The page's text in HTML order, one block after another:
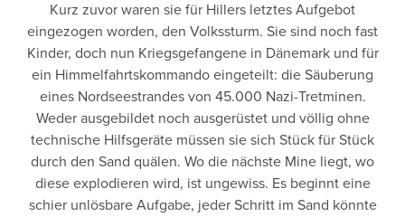
Kurz zuvor waren sie für Hillers letztes Aufgebot
eingezogen worden, den Volkssturm. Sie sind noch fast
Kinder, doch nun Kriegsgefangene in Dänemark und für
ein Himmelfahrtskommando eingeteilt: die Säuberung
eines Nordseestrandes von 45.000 Nazi-Tretminen.
Weder ausgebildet noch ausgerüstet und völlig ohne
technische Hilfsgeräte müssen sie sich Stück für Stück
durch den Sand quälen. Wo die nächste Mine liegt, wo
diese explodieren wird, ist ungewiss. Es beginnt eine
schier unlösbare Aufgabe, jeder Schritt im Sand könnte